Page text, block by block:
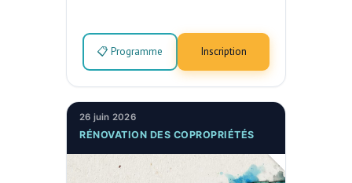
📋 Programme Inscription
26 juin 2026
RÉNOVATION DES COPROPRIÉTÉS